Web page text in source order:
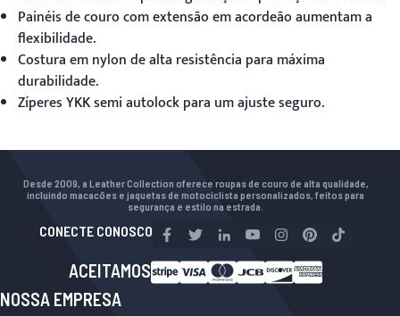
Painéis de couro com extensão em acordeão aumentam a
flexibilidade.
Costura em nylon de alta resistência para máxima
durabilidade.
Zíperes YKK semi autolock para um ajuste seguro.
Desde 2009, a Leather Collection oferece roupas de couro de alta qualidade,
incluindo macacões e jaquetas de motociclista personalizados, feitos para
segurança e estilo na estrada.
CONECTE CONOSCO
ACEITAMOS
NOSSA EMPRESA